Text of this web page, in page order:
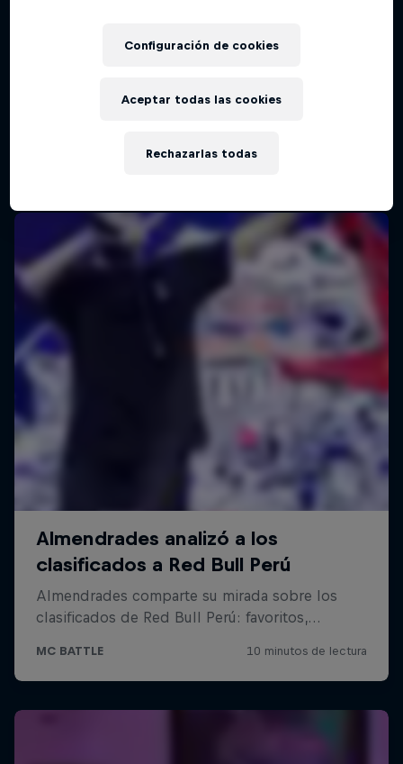
Configuración de cookies
Rechazarlas todas
Aceptar todas las cookies